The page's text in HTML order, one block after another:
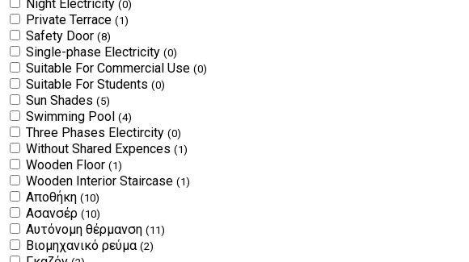
Night Electricity (0)
Private Terrace (1)
Safety Door (8)
Single-phase Electricity (0)
Suitable For Commercial Use (0)
Suitable For Students (0)
Sun Shades (5)
Swimming Pool (4)
Three Phases Electircity (0)
Without Shared Expences (1)
Wooden Floor (1)
Wooden Interior Staircase (1)
Αποθήκη (10)
Ασανσέρ (10)
Αυτόνομη θέρμανση (11)
Βιομηχανικό ρεύμα (2)